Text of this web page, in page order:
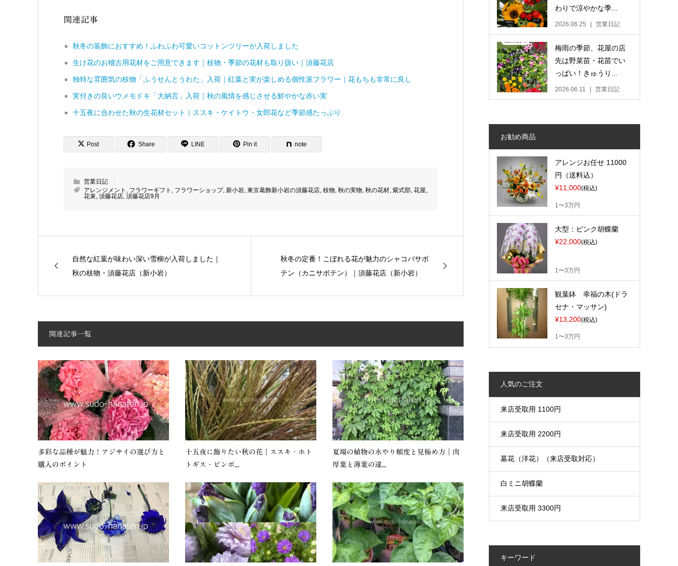
関連記事
秋冬の装飾におすすめ！ふわふわ可愛いコットンツリーが入荷しました
生け花のお稽古用花材をご用意できます｜枝物・季節の花材も取り扱い｜須藤花店
独特な雰囲気の枝物「ふうせんとうわた」入荷｜紅葉と実が楽しめる個性派フラワー｜花もちも非常に良し
実付きの良いウメモドキ「大納言」入荷｜秋の風情を感じさせる鮮やかな赤い実
十五夜に合わせた秋の生花材セット｜ススキ・ケイトウ・女郎花など季節感たっぷり
Post Share LINE Pin it note
営業日記
アレンジメント
フラワーギフト フラワーショップ, 新小岩, 東京葛飾新小岩の須藤花店, 枝物 秋の実物 秋の花材, 紫式部, 花屋
花束, 須藤花店, 須藤花店9月
自然な紅葉が味わい深い雪柳が入荷しました｜
秋の枝物・須藤花店（新小岩）
秋冬の定番！こぼれる花が魅力のシャコバサボ
テン（カニサボテン）｜須藤花店（新小岩）
関連記事一覧
多彩な品種が魅力！アジサイの選び方と
購入のポイント
十五夜に飾りたい秋の花｜ススキ・ホト
トギス・ピンポ...
夏場の植物の水やり頻度と見極め方｜肉
厚葉と薄葉の違...
わりで涼やかな季...
2026.06.25 営業日記
梅雨の季節、花屋の店
先は野菜苗・花苗でい
っぱい！きゅうり...
2026.06.11 営業日記
お勧め商品
アレンジお任せ 11000
円（送料込）
¥11,000(税込)
1〜3万円
大型：ピンク胡蝶蘭
¥22,000(税込)
1〜3万円
観葉鉢 幸福の木(ドラ
セナ・マッサン)
¥13,200(税込)
1〜3万円
人気のご注文
来店受取用 1100円
来店受取用 2200円
墓花（洋花）（来店受取対応）
白ミニ胡蝶蘭
来店受取用 3300円
キーワード